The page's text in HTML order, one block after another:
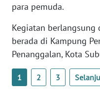
para pemuda.
Kegiatan berlangsung
berada di Kampung
Penanggalan, Kota
1 2 3
SULTENG
WN
SULBAR
WN
BABEL